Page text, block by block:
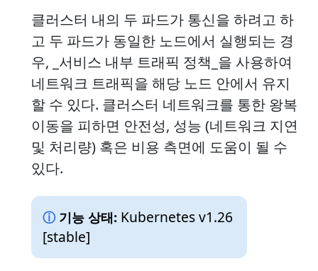
클러스터 내의 두 파드가 통신을 하려고 하
고 두 파드가 동일한 노드에서 실행되는 경
우, _서비스 내부 트래픽 정책_을 사용하여
네트워크 트래픽을 해당 노드 안에서 유지
할 수 있다. 클러스터 네트워크를 통한 왕복
이동을 피하면 안전성, 성능 (네트워크 지연
및 처리량) 혹은 비용 측면에 도움이 될 수
있다.
기능 상태: Kubernetes v1.26
[stable]